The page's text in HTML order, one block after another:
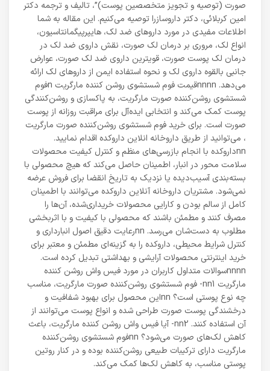
صورت (توصیه و تجویز متخصصین پوست)”، تالیف و ترجمه دکتر
امین کربلائی، دکتر داروسازرا توصیه می‌کنیم. این مقاله به شما
اطلاعات مفیدی در مورد داروهای ضد لک، هایپرپیگمانتاسیون،
انواع لک، مروری بر درمان لک صورت، نقش داروی ضد لک در
درمان لک پوست صورت، قویترین داروی ضد لک صورت، عوارض
جانبی بالقوه داروی لک و نحوه استفاده ایمن از داروهای لک ارائه
می‌دهد. nnnnقیمت فوم شستشوی روشن کننده مارگریت nفوم
شستشوی روشن‌کننده صورت مارگریت، به پاکسازی و روشن‌کنندگی
پوست کمک می‌کند و انتخابی ایده‌آل برای مراقبت روزانه از پوست
صورت است. برای خرید فوم شستشوی روشن‌کننده صورت مارگریت
، می‌توانید از طریق داروخانه انلاین داروکده اقدام نمایید.
nnداروکده با انجام بازرسی‌های منظم و کنترل کیفیت محصولات
سلامت محور در انبار، اطمینان حاصل می‌کند که هیچ محصولی با
بسته‌بندی آسیب‌دیده یا نزدیک به تاریخ انقضا برای فروش عرضه
نمی‌شود. مشتریان داروخانه آنلاین داروکده می‌توانند با اطمینان
کامل از سالم بودن و کارایی محصولات خریداری‌شده، آن‌ها را
مصرف کنند و مطمئن باشند که محصولی با کیفیت و با اثربخشی
مطلوب به دست‌شان می‌رسد. nnرعایت دقیق اصول انبارداری و
کنترل شرایط محیطی، داروکده را به گزینه‌ای مطمئن و معتبر برای
خرید اینترنتی محصولات آرایشی و بهداشتی تبدیل کرده است.
nnnnسوالات متداول کاربران در مورد فیس واش روشن کننده
مارگریت nn1- فوم شستشوی روشن‌کننده صورت مارگریت، مناسب
چه نوع پوستی است؟ nnاین محصول برای بهبود شفافیت و
درخشندگی پوست صورت طراحی شده و انواع پوست می‌توانند از
آن استفاده کنند. nn2- آیا فیس واش روشن کننده مارگریت، باعث
کاهش لک‌های صورت می‌شود؟ nnفوم شستشوی روشن‌کننده
مارگریت دارای ترکیبات طبیعی روشن‌کننده بوده و در کنار روتین
پوستی مناسب، به کاهش لک‌ها کمک می‌کند.